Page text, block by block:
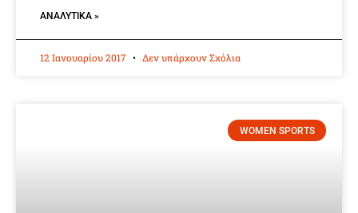
ΑΝΑΛΥΤΙΚΆ »
12 Ιανουαρίου 2017 Δεν υπάρχουν Σχόλια
WOMEN SPORTS